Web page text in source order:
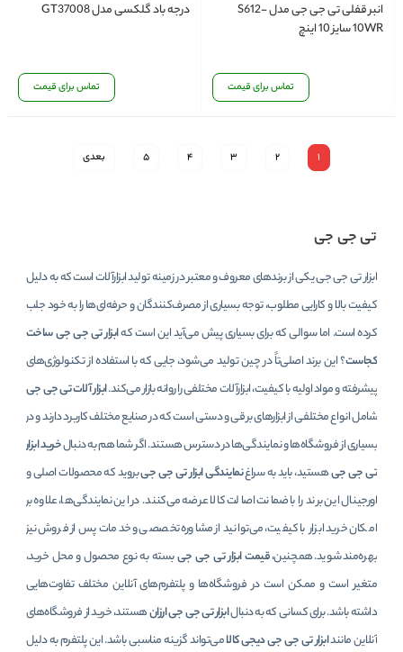
انبر قفلی تی جی جی مدل S612-
10WR سایز 10 اینچ
تماس برای قیمت
درجه باد گلکسی مدل GT37008
تماس برای قیمت
1
2
3
4
5 بعدی
تی جی جی
ابزار تی جی جی یکی از برندهای معروف و معتبر در زمینه تولید ابزارآلات است که به دلیل
کیفیت بالا و کارایی مطلوب، توجه بسیاری از مصرف‌کنندگان و حرفه‌ای‌ها را به خود جلب
کرده است. اما سوالی که برای بسیاری پیش می‌آید این است کهابزار تی جی جی ساخت
کجاست؟ این برند اصلی‌تاً در چین تولید می‌شود، جایی که با استفاده از تکنولوژی‌های
پیشرفته و مواد اولیه با کیفیت، ابزارآلات مختلفی را روانه بازار می‌کند.ابزار آلات تی جی جی
شامل انواع مختلفی از ابزارهای برقی و دستی است که در صنایع مختلف کاربرد دارند و در
بسیاری از فروشگاه‌ها و نمایندگی‌ها در دسترس هستند. اگر شما هم به دنبالخرید ابزار
تی جی جیهستید، باید به سراغنمایندگی ابزار تی جی جیبروید که محصولات اصلی و
اورجینال این برند را با ضمانت اصالت کالا عرضه می‌کنند. در این نمایندگی‌ها، علاوه بر
امکان خرید ابزار با کیفیت، می‌توانید از مشاوره تخصصی و خدمات پس از فروش نیز
بهره‌مند شوید. همچنین،قیمت ابزار تی جی جیبسته به نوع محصول و محل خرید،
متغیر است و ممکن است در فروشگاه‌ها و پلتفرم‌های آنلاین مختلف تفاوت‌هایی
داشته باشد. برای کسانی که به دنبالابزار تی جی جی ارزانهستند، خرید از فروشگاه‌های
آنلاین مانندابزار تی جی جی دیجی کالامی‌تواند گزینه مناسبی باشد. این پلتفرم به دلیل